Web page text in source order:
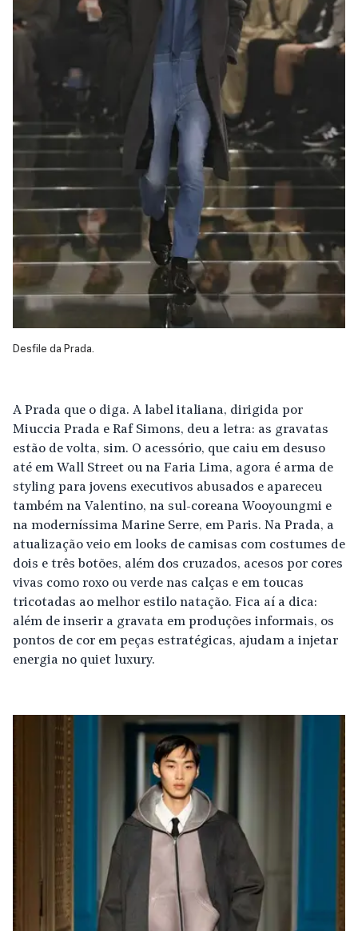
Desfile da Prada.
A Prada que o diga. A label italiana, dirigida por
Miuccia Prada e Raf Simons, deu a letra: as gravatas
estão de volta, sim. O acessório, que caiu em desuso
até em Wall Street ou na Faria Lima, agora é arma de
styling para jovens executivos abusados e apareceu
também na Valentino, na sul-coreana Wooyoungmi e
na moderníssima Marine Serre, em Paris. Na Prada, a
atualização veio em looks de camisas com costumes de
dois e três botões, além dos cruzados, acesos por cores
vivas como roxo ou verde nas calças e em toucas
tricotadas ao melhor estilo natação. Fica aí a dica:
além de inserir a gravata em produções informais, os
pontos de cor em peças estratégicas, ajudam a injetar
energia no quiet luxury.